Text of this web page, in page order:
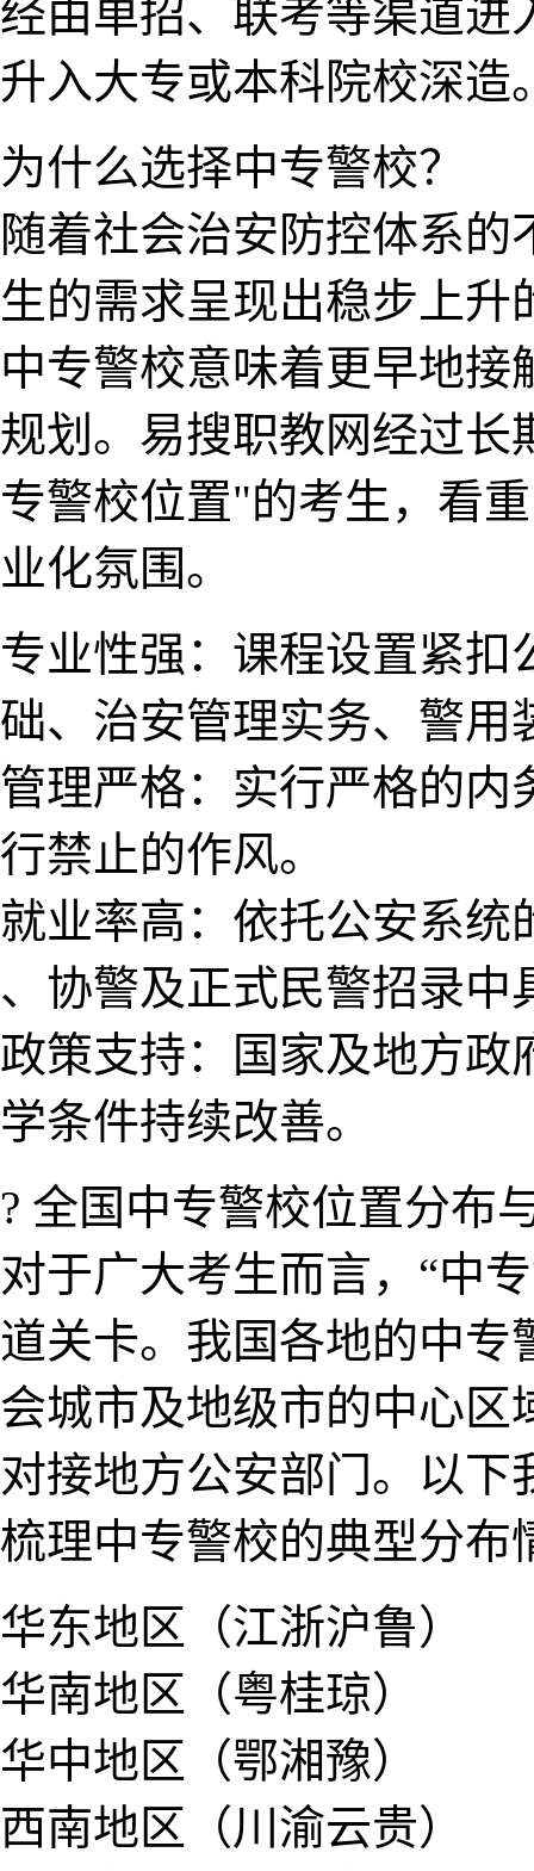
经由单招、联考等渠​道进
升入大专​或本科院校深造
为什么选择中专警校？
随​着社​会​治安防控体系
生的需求呈现出稳步​上
中专警校意味着更​早地
规划。易搜职教​网经过长
专警校位置"的考生，看
业化氛围。
专业性强：课程​设置紧
础、治安管理实务、警用​
管理严格：实行严格的内
行禁止的作风。
就业率高：依托公安​系
、协警及正式民警招录中
政策支持：国家及地方政
学条件持续改善。
?️ 全国​中专​警校位置分布
对于广大考生而言，“中
道关卡。我国​各地​的中
会城市及地级市的中心​
对接地方公安部门。以
梳理中专警校​的典​型分布
华东地区（江浙沪鲁​）
华南地区（粤桂琼）
华中地区（鄂湘豫）
西南地区（川渝云贵）